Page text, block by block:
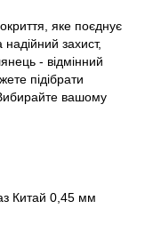
яке поєднує
надійний захист,
- відмінний
підібрати
Вибирайте вашому
Китай 0,45 мм